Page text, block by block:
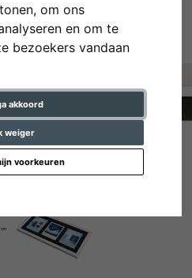
om ons
en om te
bezoekers vandaan
akkoord
weiger
voorkeuren